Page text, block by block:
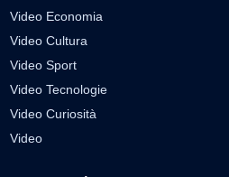
Video Economia
Video Cultura
Video Sport
Video Tecnologie
Video Curiosità
Video